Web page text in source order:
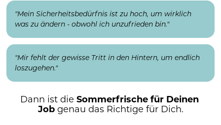
"Mein Sicherheitsbedürfnis ist zu hoch, um wirklich
was zu ändern - obwohl ich unzufrieden bin."
"Mir fehlt der gewisse Tritt in den Hintern, um endlich
loszugehen."
Dann ist die Sommerfrische für Deinen
Job genau das Richtige für Dich.